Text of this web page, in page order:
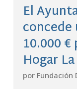
El
concede
10.000
Hogar
por Fundación